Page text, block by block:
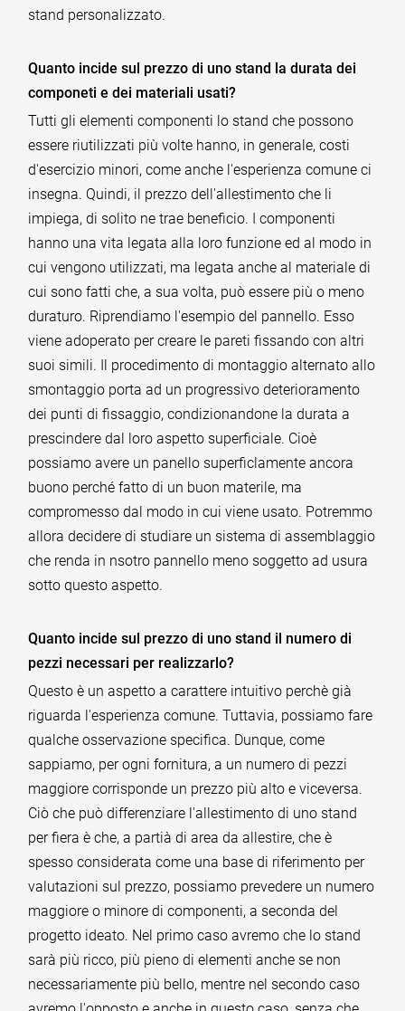
stand personalizzato.
Quanto incide sul prezzo di uno stand la durata dei
componeti e dei materiali usati?
Tutti gli elementi componenti lo stand che possono
essere riutilizzati più volte hanno, in generale, costi
d'esercizio minori, come anche l'esperienza comune ci
insegna. Quindi, il prezzo dell'allestimento che li
impiega, di solito ne trae beneficio. I componenti
hanno una vita legata alla loro funzione ed al modo in
cui vengono utilizzati, ma legata anche al materiale di
cui sono fatti che, a sua volta, può essere più o meno
duraturo. Riprendiamo l'esempio del pannello. Esso
viene adoperato per creare le pareti fissando con altri
suoi simili. Il procedimento di montaggio alternato allo
smontaggio porta ad un progressivo deterioramento
dei punti di fissaggio, condizionandone la durata a
prescindere dal loro aspetto superficiale. Cioè
possiamo avere un panello superficlamente ancora
buono perché fatto di un buon materile, ma
compromesso dal modo in cui viene usato. Potremmo
allora decidere di studiare un sistema di assemblaggio
che renda in nsotro pannello meno soggetto ad usura
sotto questo aspetto.
Quanto incide sul prezzo di uno stand il numero di
pezzi necessari per realizzarlo?
Questo è un aspetto a carattere intuitivo perchè già
riguarda l'esperienza comune. Tuttavia, possiamo fare
qualche osservazione specifica. Dunque, come
sappiamo, per ogni fornitura, a un numero di pezzi
maggiore corrisponde un prezzo più alto e viceversa.
Ciò che può differenziare l'allestimento di uno stand
per fiera è che, a partià di area da allestire, che è
spesso considerata come una base di riferimento per
valutazioni sul prezzo, possiamo prevedere un numero
maggiore o minore di componenti, a seconda del
progetto ideato. Nel primo caso avremo che lo stand
sarà più ricco, più pieno di elementi anche se non
necessariamente più bello, mentre nel secondo caso